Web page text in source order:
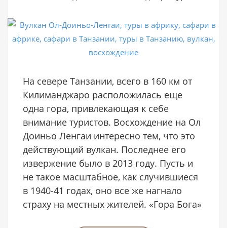
На севере Танзании, всего в 160 км от
Килиманджаро расположилась еще
одна гора, привлекающая к себе
внимание туристов. Восхождение на Ол
Доиньо Ленгаи интересно тем, что это
действующий вулкан. Последнее его
извержение было в 2013 году. Пусть и
не такое масштабное, как случившиеся
в 1940-41 годах, оно все же нагнало
страху на местных жителей. «Гора Бога»